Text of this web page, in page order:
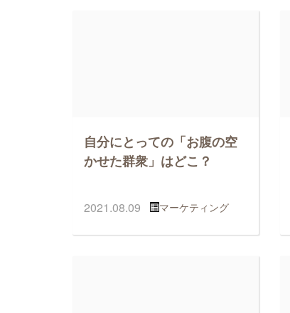
自分にとっての「お腹の空
かせた群衆」はどこ？
2021.08.09 マーケティング